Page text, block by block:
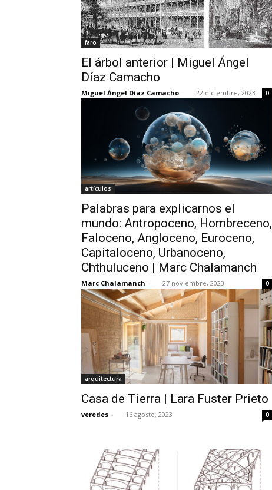
faro
El árbol anterior | Miguel Ángel
Díaz Camacho
Miguel Ángel Díaz Camacho - 22 diciembre, 2023 0
artículos
Palabras para explicarnos el
mundo: Antropoceno, Hombreceno,
Faloceno, Angloceno, Euroceno,
Capitaloceno, Urbanoceno,
Chthuluceno | Marc Chalamanch
Marc Chalamanch - 27 noviembre, 2023 0
arquitectura
Casa de Tierra | Lara Fuster Prieto
veredes - 16 agosto, 2023 0